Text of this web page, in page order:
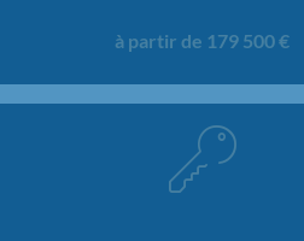
à partir de 179 500 €